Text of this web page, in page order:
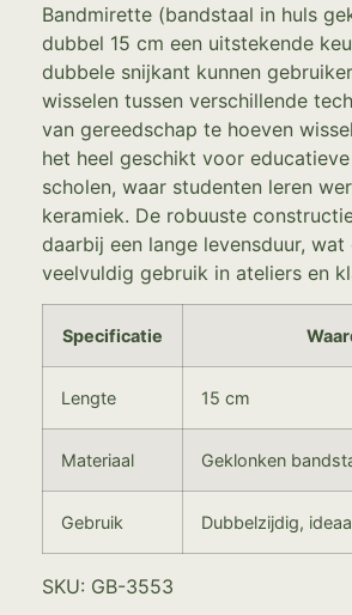
Bandmirette (bandstaal in huls
dubbel 15 cm een uitstekende
dubbele snijkant kunnen
wisselen tussen verschillende
van gereedschap te hoeven
het heel geschikt voor
scholen, waar studenten leren
keramiek. De robuuste
daarbij een lange levensduur, wat
veelvuldig gebruik in ateliers en
Specificatie
Lengte 15 cm
Materiaal Geklonken
Gebruik Dubbelzijdig,
SKU: GB-3553